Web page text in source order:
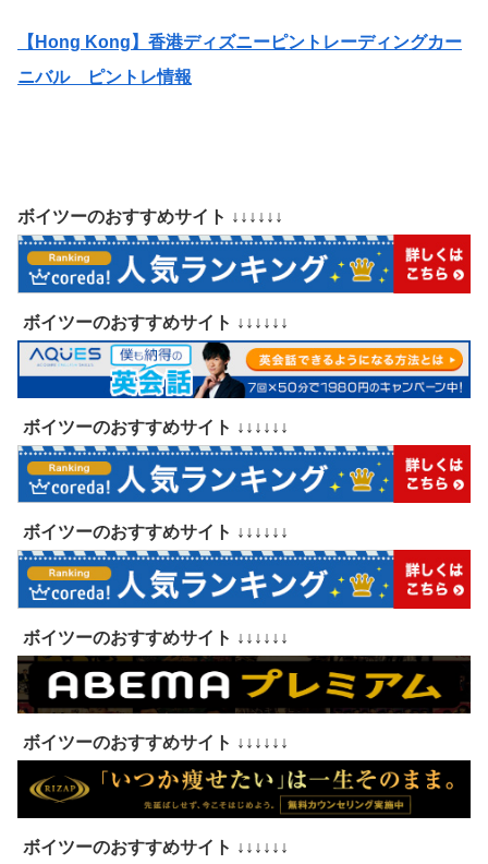
【Hong Kong】香港ディズニーピントレーディングカー
ニバル ピントレ情報
ボイツーのおすすめサイト ↓↓↓↓↓↓
ボイツーのおすすめサイト ↓↓↓↓↓↓
ボイツーのおすすめサイト ↓↓↓↓↓↓
ボイツーのおすすめサイト ↓↓↓↓↓↓
ボイツーのおすすめサイト ↓↓↓↓↓↓
ボイツーのおすすめサイト ↓↓↓↓↓↓
ボイツーのおすすめサイト ↓↓↓↓↓↓